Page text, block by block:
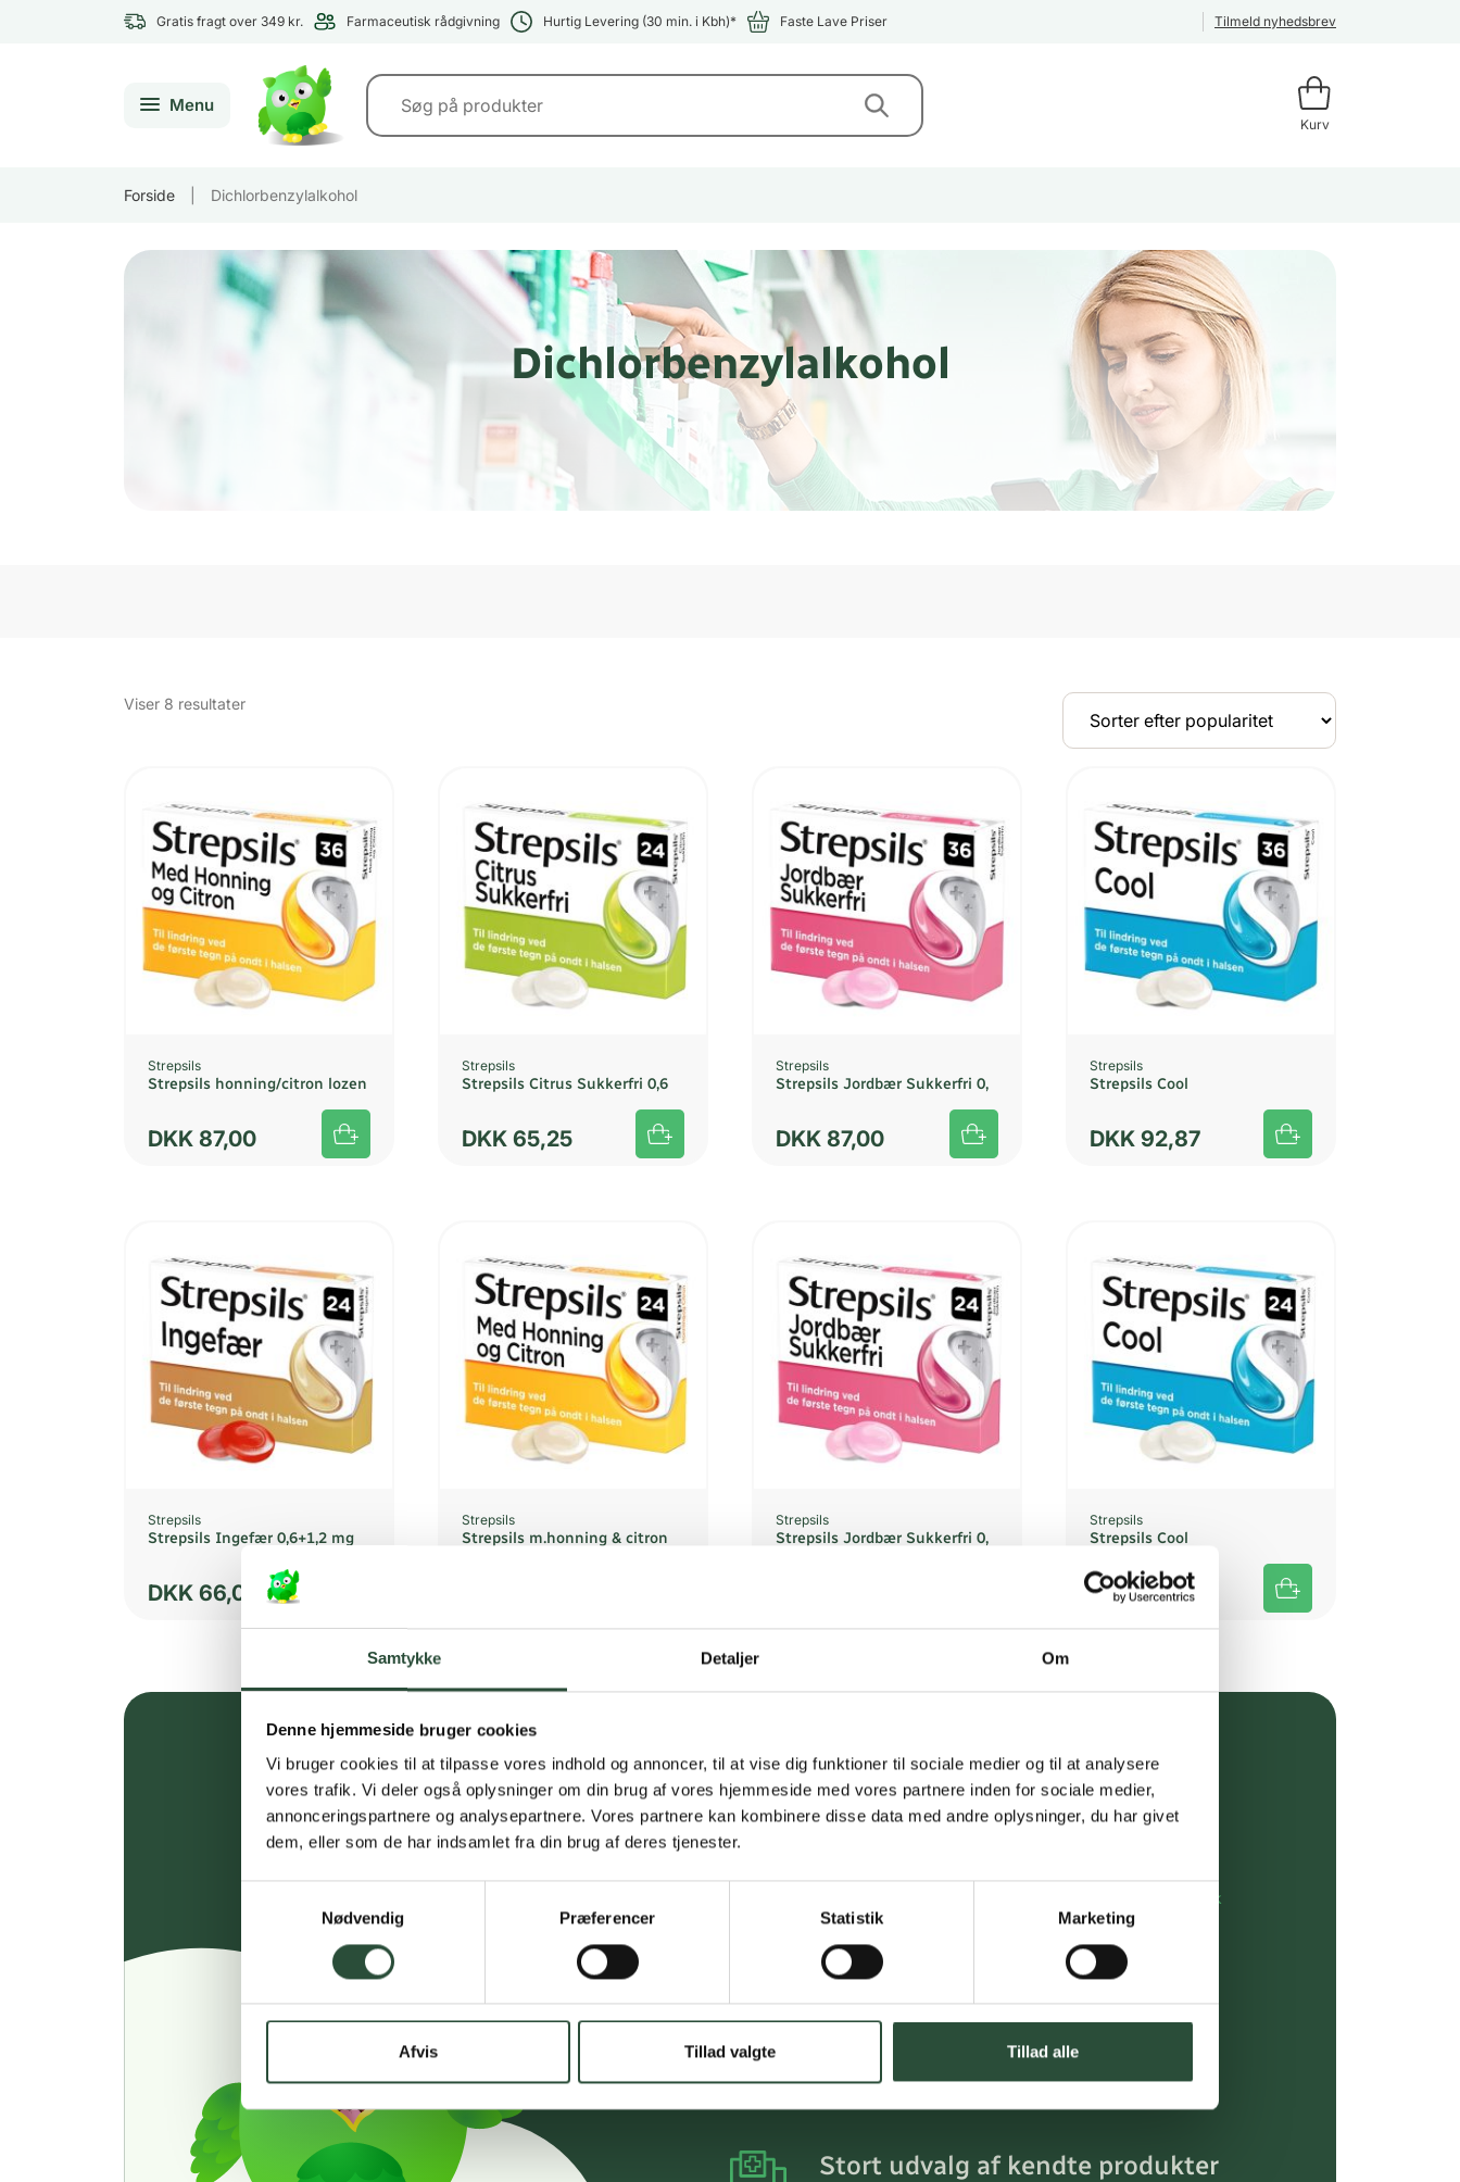
Samtykke Detaljer Om
Denne hjemmeside bruger cookies
Vi bruger cookies til at tilpasse vores indhold og annoncer, til at vise dig funktioner til sociale medier og til at analysere
vores trafik. Vi deler også oplysninger om din brug af vores hjemmeside med vores partnere inden for sociale medier,
annonceringspartnere og analysepartnere. Vores partnere kan kombinere disse data med andre oplysninger, du har givet
dem, eller som de har indsamlet fra din brug af deres tjenester.
Nødvendig
Præferencer Statistik Marketing
Afvis Tillad valgte Tillad alle
Gratis fragt over 349 kr. Farmaceutisk rådgivning Hurtig Levering (30 min. i Kbh)* Faste Lave Priser Tilmeld nyhedsbrev
Menu
Kurv
Forside Dichlorbenzylalkohol
Dichlorbenzylalkohol
Viser 8 resultaterSorteret
Strepsils
Strepsils honning/citron lozen
DKK 87,00
Strepsils
Strepsils Citrus Sukkerfri 0,6
DKK 65,25
Strepsils
Strepsils Jordbær Sukkerfri 0,
DKK 87,00
Strepsils
Strepsils Cool
DKK 92,87
Strepsils
Strepsils Ingefær 0,6+1,2 mg
DKK 66,00
Strepsils
Strepsils m.honning & citron
Strepsils
Strepsils Jordbær Sukkerfri 0,
Strepsils
Strepsils Cool
DKK65,25
Gratis fragt over 349 kr.
Gælder ikke hjemmelevering
kundeservice@uglecare.dk
Hurtig levering (30 min. i Kbh)
Hurtigt leveringen via GLS, og DAO
Faste lave priser*
Stort udvalg af kendte produkter